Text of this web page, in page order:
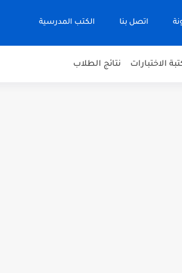
اتصل بنا الكتب المدرسية
الاختبارات نتائج الطلاب